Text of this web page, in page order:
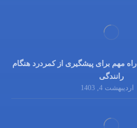
کمردرد در رانندگی + 4 راه مهم برای پیشگیری از کمردرد هنگام
رانندگی
اردیبهشت 4, 1403